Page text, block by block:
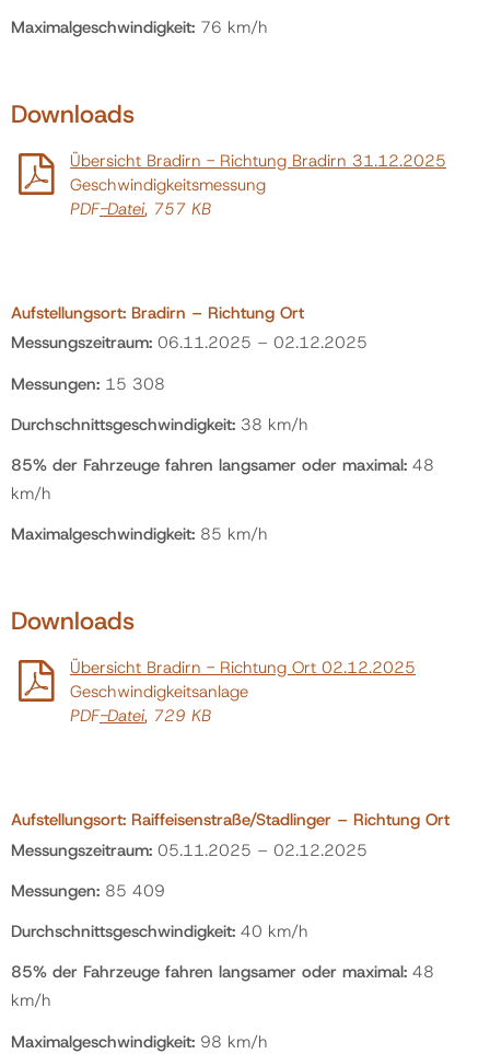
Maximalgeschwindigkeit: 76 km/h
Downloads
Übersicht Bradirn - Richtung Bradirn 31.12.2025
Geschwindigkeitsmessung
PDF-Datei, 757 KB
Aufstellungsort: Bradirn – Richtung Ort
Messungszeitraum: 06.11.2025 – 02.12.2025
Messungen: 15 308
Durchschnittsgeschwindigkeit: 38 km/h
85% der Fahrzeuge fahren langsamer oder maximal: 48
km/h
Maximalgeschwindigkeit: 85 km/h
Downloads
Übersicht Bradirn - Richtung Ort 02.12.2025
Geschwindigkeitsanlage
PDF-Datei, 729 KB
Aufstellungsort: Raiffeisenstraße/Stadlinger – Richtung Ort
Messungszeitraum: 05.11.2025 – 02.12.2025
Messungen: 85 409
Durchschnittsgeschwindigkeit: 40 km/h
85% der Fahrzeuge fahren langsamer oder maximal: 48
km/h
Maximalgeschwindigkeit: 98 km/h